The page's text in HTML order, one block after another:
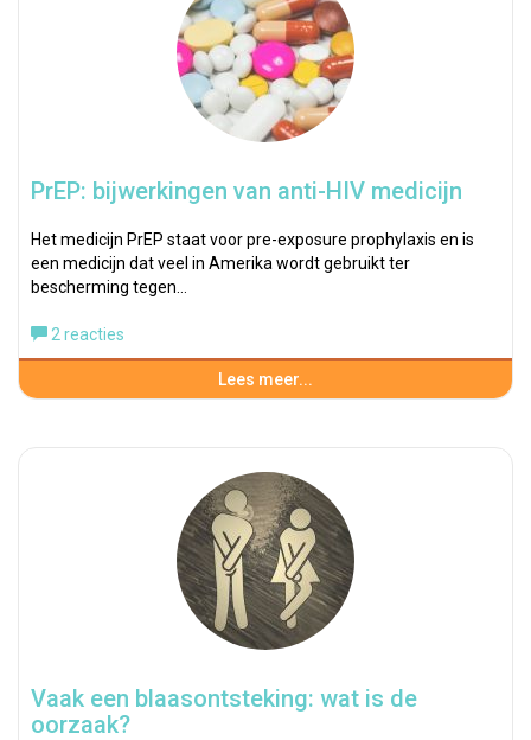
PrEP: bijwerkingen van anti-HIV medicijn
Het medicijn PrEP staat voor pre-exposure prophylaxis en is
een medicijn dat veel in Amerika wordt gebruikt ter
bescherming tegen…
2 reacties
Lees meer...
Vaak een blaasontsteking: wat is de
oorzaak?